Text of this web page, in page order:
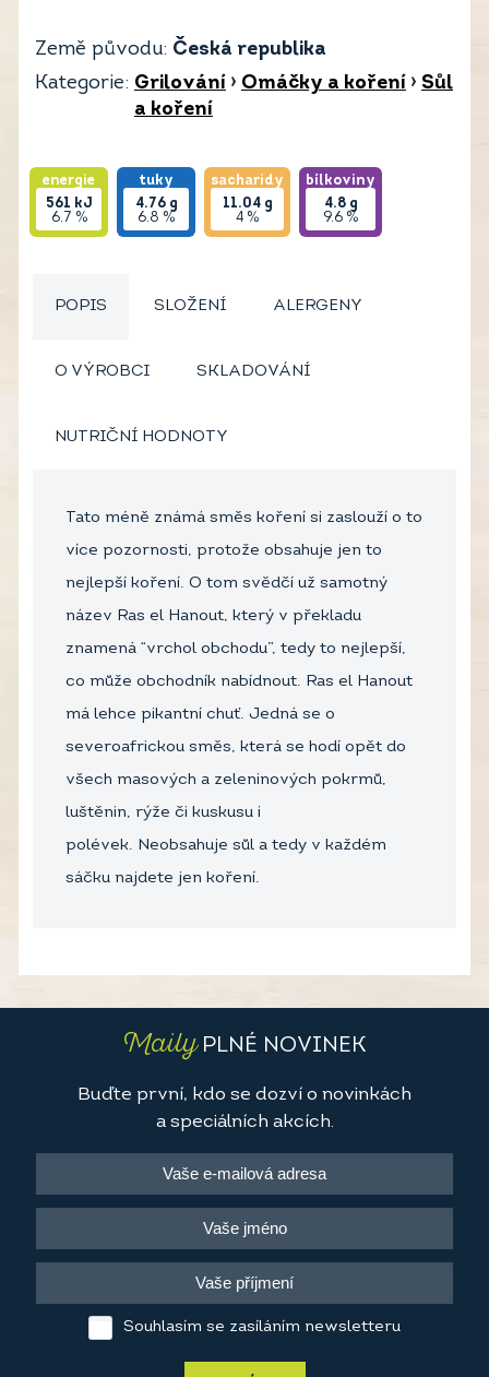
Země původu: Česká republika
Kategorie: Grilování › Omáčky a koření › Sůl
a koření
energie
561 kJ
6.7 %
tuky
4.76 g
6.8 %
sacharidy
11.04 g
4 %
bílkoviny
4.8 g
9.6 %
POPIS SLOŽENÍ ALERGENY
O VÝROBCI SKLADOVÁNÍ
NUTRIČNÍ HODNOTY
Tato méně známá směs koření si zaslouží o to
více pozornosti, protože obsahuje jen to
nejlepší koření. O tom svědčí už samotný
název Ras el Hanout, který v překladu
znamená “vrchol obchodu”, tedy to nejlepší,
co může obchodník nabídnout. Ras el Hanout
má lehce pikantní chuť. Jedná se o
severoafrickou směs, která se hodí opět do
všech masových a zeleninových pokrmů,
luštěnin, rýže či kuskusu i
polévek. Neobsahuje sůl a tedy v každém
sáčku najdete jen koření.
MailyPLNÉ NOVINEK
Buďte první, kdo se dozví o novinkách
a speciálních akcích.
Souhlasím se zasíláním newsletteru